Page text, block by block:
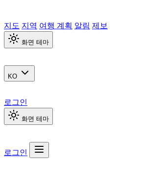
지도 지역 여행 계획 알림 제보
화면 테마
KO
로그인
화면 테마
로그인